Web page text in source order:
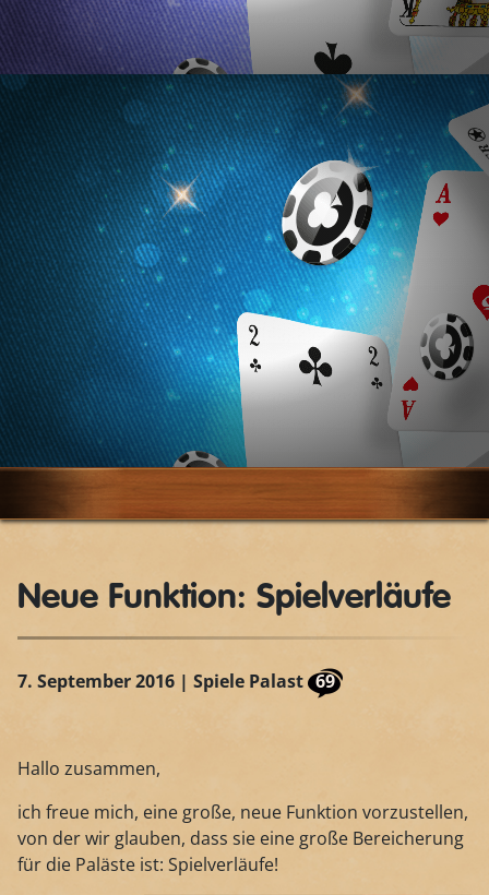
Neue Funktion: Spielverläufe
7. September 2016 | Spiele Palast 69
Hallo zusammen,
ich freue mich, eine große, neue Funktion vorzustellen,
von der wir glauben, dass sie eine große Bereicherung
für die Paläste ist: Spielverläufe!